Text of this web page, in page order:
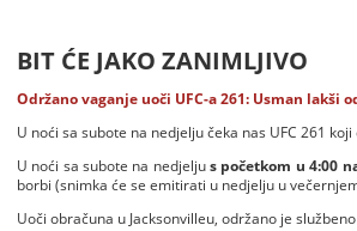
BIT ĆE JAKO ZANIMLJIVO
Održano vaganje uoči UFC-a 261: Usman lakši
U noći sa subote na nedjelju čeka nas UFC 261
U noći sa subote na nedjeljus početkom u 4:00
borbi (snimka će se emitirati u nedjelju u
Uoči obračuna u Jacksonvilleu, održano je